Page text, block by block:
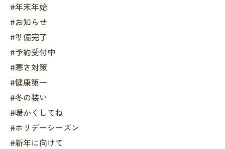
#年末年始
#お知らせ
#準備完了
#予約受付中
#寒さ対策
#健康第一
#冬の装い
#暖かくしてね
#ホリデーシーズン
#新年に向けて